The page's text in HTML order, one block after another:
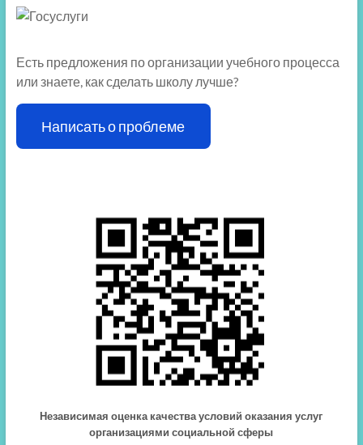
Есть предложения по организации учебного процесса
или знаете, как сделать школу лучше?
Написать о проблеме
Независимая оценка качества условий оказания услуг
организациями социальной сферы